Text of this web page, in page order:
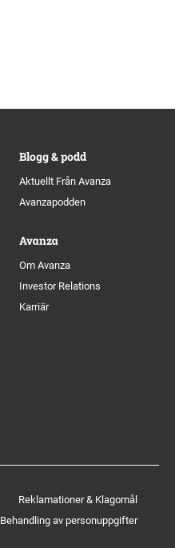
Blogg & podd
Aktuellt Från Avanza
Avanzapodden
Avanza
Om Avanza
Investor Relations
Karriär
Reklamationer & Klagomål
Behandling av personuppgifter